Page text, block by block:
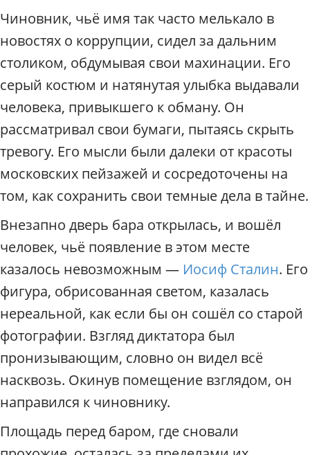
Чиновник, чьё имя так часто мелькало в
новостях о коррупции, сидел за дальним
столиком, обдумывая свои махинации. Его
серый костюм и натянутая улыбка выдавали
человека, привыкшего к обману. Он
рассматривал свои бумаги, пытаясь скрыть
тревогу. Его мысли были далеки от красоты
московских пейзажей и сосредоточены на
том, как сохранить свои темные дела в тайне.
Внезапно дверь бара открылась, и вошёл
человек, чьё появление в этом месте
казалось невозможным — Иосиф Сталин. Его
фигура, обрисованная светом, казалась
нереальной, как если бы он сошёл со старой
фотографии. Взгляд диктатора был
пронизывающим, словно он видел всё
насквозь. Окинув помещение взглядом, он
направился к чиновнику.
Площадь перед баром, где сновали